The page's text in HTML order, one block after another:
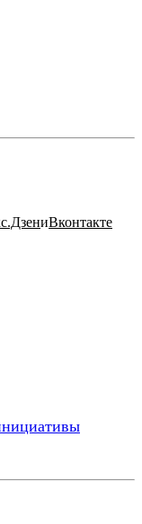
иВконтакте